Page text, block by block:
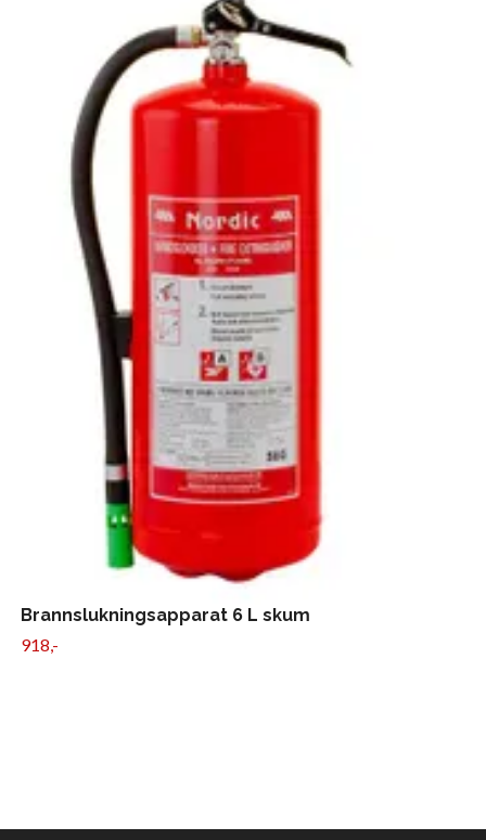
Brannslukningsapparat 6 L skum
918,-